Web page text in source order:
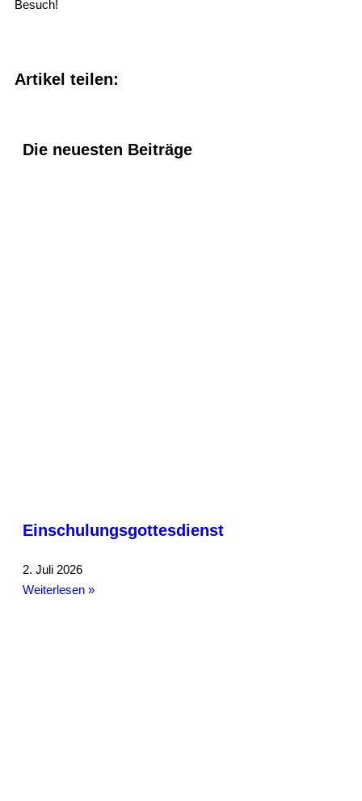
Besuch!
Artikel teilen:
Die neuesten Beiträge
Einschulungsgottesdienst
2. Juli 2026
Weiterlesen »